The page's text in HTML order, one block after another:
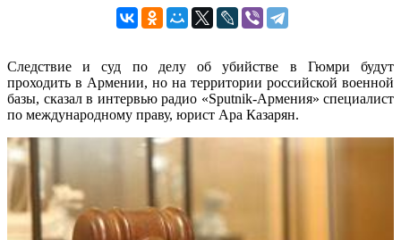
Следствие и суд по делу об убийстве в Гюмри будут
проходить в Армении, но на территории российской военной
базы, сказал в интервью радио «Sputnik-Армения» специалист
по международному праву, юрист Ара Казарян.